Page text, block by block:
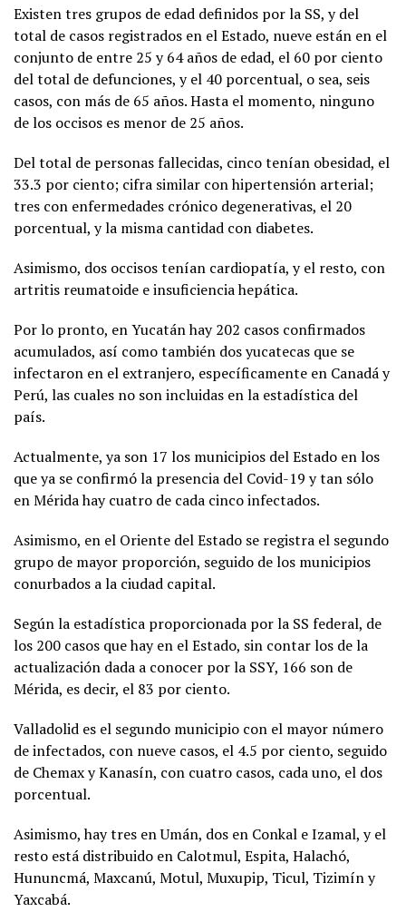
Existen tres grupos de edad definidos por la SS, y del
total de casos registrados en el Estado, nueve están en el
conjunto de entre 25 y 64 años de edad, el 60 por ciento
del total de defunciones, y el 40 porcentual, o sea, seis
casos, con más de 65 años. Hasta el momento, ninguno
de los occisos es menor de 25 años.
Del total de personas fallecidas, cinco tenían obesidad, el
33.3 por ciento; cifra similar con hipertensión arterial;
tres con enfermedades crónico degenerativas, el 20
porcentual, y la misma cantidad con diabetes.
Asimismo, dos occisos tenían cardiopatía, y el resto, con
artritis reumatoide e insuficiencia hepática.
Por lo pronto, en Yucatán hay 202 casos confirmados
acumulados, así como también dos yucatecas que se
infectaron en el extranjero, específicamente en Canadá y
Perú, las cuales no son incluidas en la estadística del
país.
Actualmente, ya son 17 los municipios del Estado en los
que ya se confirmó la presencia del Covid-19 y tan sólo
en Mérida hay cuatro de cada cinco infectados.
Asimismo, en el Oriente del Estado se registra el segundo
grupo de mayor proporción, seguido de los municipios
conurbados a la ciudad capital.
Según la estadística proporcionada por la SS federal, de
los 200 casos que hay en el Estado, sin contar los de la
actualización dada a conocer por la SSY, 166 son de
Mérida, es decir, el 83 por ciento.
Valladolid es el segundo municipio con el mayor número
de infectados, con nueve casos, el 4.5 por ciento, seguido
de Chemax y Kanasín, con cuatro casos, cada uno, el dos
porcentual.
Asimismo, hay tres en Umán, dos en Conkal e Izamal, y el
resto está distribuido en Calotmul, Espita, Halachó,
Hununcmá, Maxcanú, Motul, Muxupip, Ticul, Tizimín y
Yaxcabá.